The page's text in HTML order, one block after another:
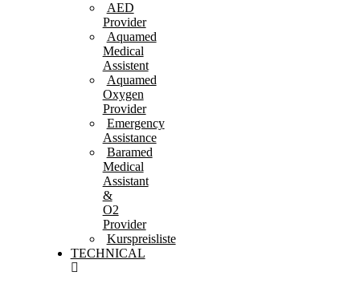
AED
Provider
Aquamed
Medical
Assistent
Aquamed
Oxygen
Provider
Emergency
Assistance
Baramed
Medical
Assistant
&
O2
Provider
Kurspreisliste
TECHNICAL